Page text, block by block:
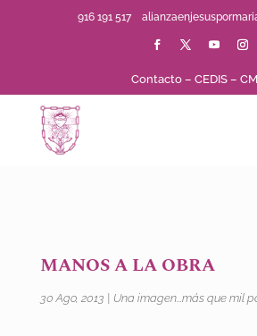
916 191 517
Contacto –CEDIS –
MANOS A LA OBRA
30 Ago, 2013 Una imagen...más que mil